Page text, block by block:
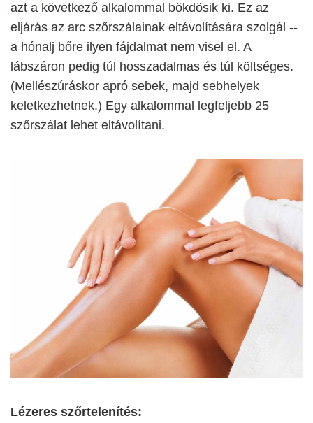
azt a következő alkalommal bökdösik ki. Ez az
eljárás az arc szőrszálainak eltávolítására szolgál --
a hónalj bőre ilyen fájdalmat nem visel el. A
lábszáron pedig túl hosszadalmas és túl költséges.
(Mellészúráskor apró sebek, majd sebhelyek
keletkezhetnek.) Egy alkalommal legfeljebb 25
szőrszálat lehet eltávolítani.
Lézeres szőrtelenítés: